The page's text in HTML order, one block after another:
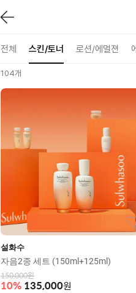
전체 스킨/토너 로션/에멀젼
쿠폰 사은품 페이백
104개
설화수
자음2종 세트 (150ml+125ml)
150,000원
10% 135,000원